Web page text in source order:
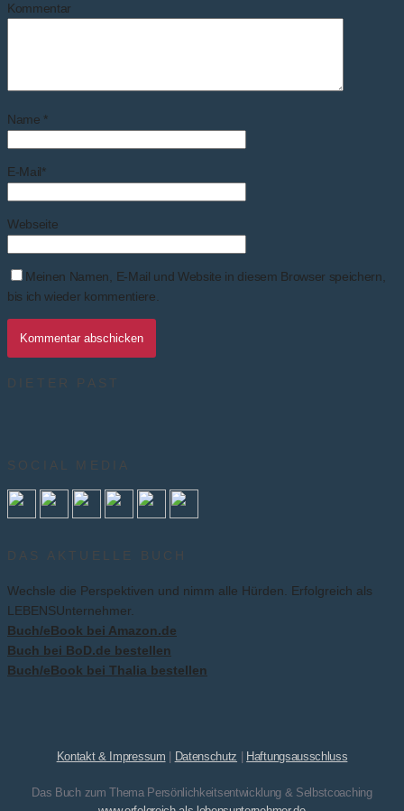
Kommentar
Name *
E-Mail*
Webseite
Meinen Namen, E-Mail und Website in diesem Browser speichern,
bis ich wieder kommentiere.
DIETER PAST
SOCIAL MEDIA
DAS AKTUELLE BUCH
Wechsle die Perspektiven und nimm alle Hürden. Erfolgreich als
LEBENSUnternehmer.
Buch/eBook bei Amazon.de
Buch bei BoD.de bestellen
Buch/eBook bei Thalia bestellen
Kontakt & Impressum Datenschutz Haftungsausschluss
Das Buch zum Thema Persönlichkeitsentwicklung & Selbstcoaching